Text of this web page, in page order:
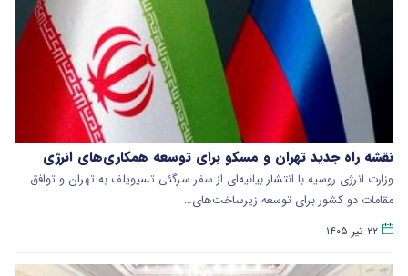
نقشه راه جدید تهران و مسکو برای توسعه همکاری‌های انرژی
وزارت انرژی روسیه با انتشار بیانیه‌ای از سفر سرگئی تسیویلف به تهران و توافق
مقامات دو کشور برای توسعه زیرساخت‌های…
۲۲ تیر ۱۴۰۵